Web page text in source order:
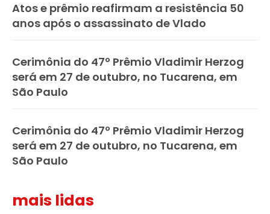
Atos e prêmio reafirmam a resistência 50
anos após o assassinato de Vlado
Cerimônia do 47º Prêmio Vladimir Herzog
será em 27 de outubro, no Tucarena, em
São Paulo
Cerimônia do 47º Prêmio Vladimir Herzog
será em 27 de outubro, no Tucarena, em
São Paulo
mais lidas